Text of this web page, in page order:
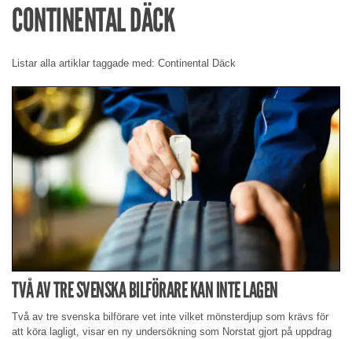
CONTINENTAL DÄCK
Listar alla artiklar taggade med: Continental Däck
TVÅ AV TRE SVENSKA BILFÖRARE KAN INTE LAGEN
Två av tre svenska bilförare vet inte vilket mönsterdjup som krävs för
att köra lagligt, visar en ny undersökning som Norstat gjort på uppdrag